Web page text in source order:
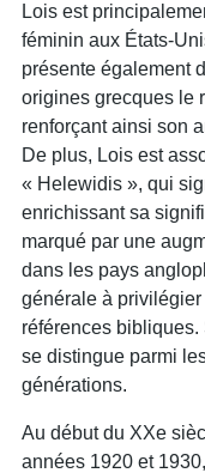
Lois est
féminin aux États-
présente également
origines grecques le
renforçant ainsi son
De plus, Lois est
« Helewidis », qui
enrichissant sa
marqué par une
dans les pays
générale à
références
se distingue parmi
générations.
Au début du XXe
années 1920 et